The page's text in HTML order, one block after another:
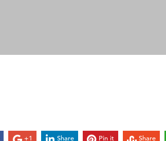
+1 Share Pin it Share